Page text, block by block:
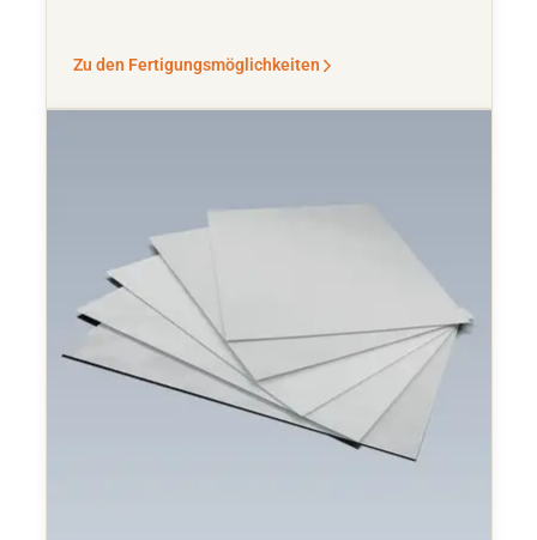
Zu den Fertigungsmöglichkeiten